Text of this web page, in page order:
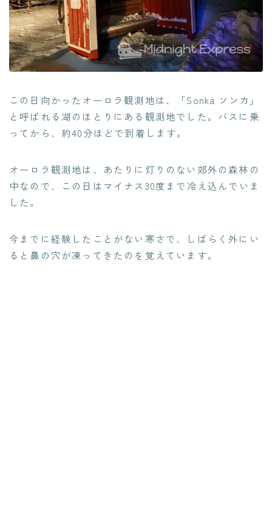
この日向かったオーロラ観測地は、「Sonka ソンカ」
と呼ばれる湖のほとりにある観測地でした。バスに乗
ってから、約40分ほどで到着します。
オーロラ観測地は、あたりに灯りのない郊外の森林の
中なので、この日はマイナス30度まで冷え込んでいま
した。
今までに経験したことがない寒さで、しばらく外にい
ると鼻の穴が凍ってきたのを覚えています。